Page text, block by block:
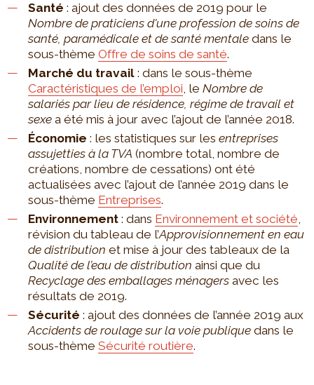
Santé : ajout des données de 2019 pour le
Nombre de praticiens d'une profession de soins de
santé, paramédicale et de santé mentale dans le
sous-thème Offre de soins de santé.
Marché du travail : dans le sous-thème
Caractéristiques de l’emploi, le Nombre de
salariés par lieu de résidence, régime de travail et
sexe a été mis à jour avec l’ajout de l’année 2018.
Économie : les statistiques sur les entreprises
assujetties à la TVA (nombre total, nombre de
créations, nombre de cessations) ont été
actualisées avec l’ajout de l’année 2019 dans le
sous-thème Entreprises.
Environnement : dans Environnement et société,
révision du tableau de l’Approvisionnement en eau
de distribution et mise à jour des tableaux de la
Qualité de l’eau de distribution ainsi que du
Recyclage des emballages ménagers avec les
résultats de 2019.
Sécurité : ajout des données de l’année 2019 aux
Accidents de roulage sur la voie publique dans le
sous-thème Sécurité routière.